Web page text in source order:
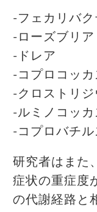
-フェカリバク
-ローズブリア
-ドレア
-コプロコッカ
-クロストリジ
-ルミノコッカ
-コプロバチル
研究者はまた
症状の重症度
の代謝経路と